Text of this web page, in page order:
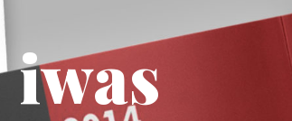
iwas